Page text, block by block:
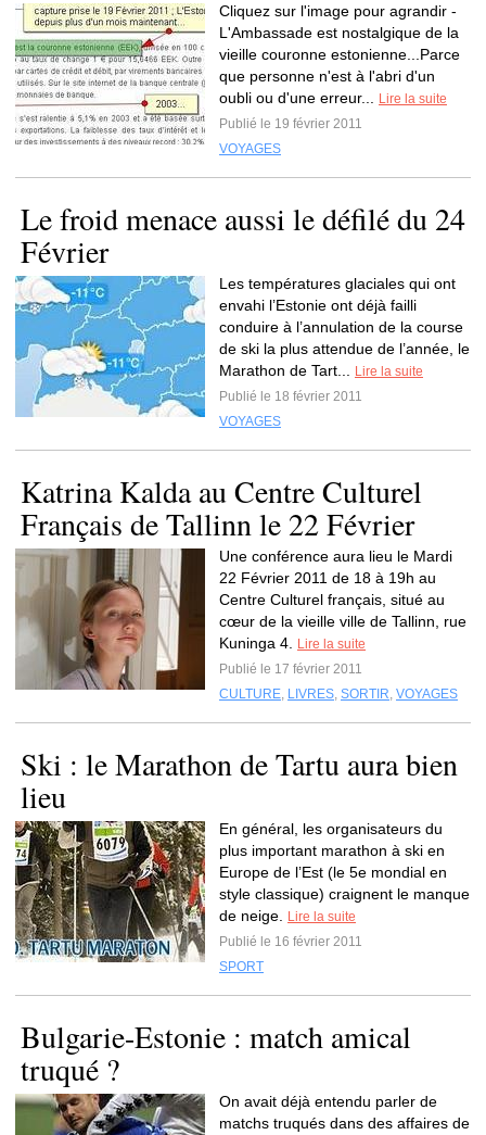
Cliquez sur l'image pour agrandir -
L'Ambassade est nostalgique de la
vieille couronne estonienne...Parce
que personne n'est à l'abri d'un
oubli ou d'une erreur...
Lire la suite
Publié le 19 février 2011
VOYAGES
Le froid menace aussi le défilé du 24
Février
Les températures glaciales qui ont
envahi l’Estonie ont déjà failli
conduire à l’annulation de la course
de ski la plus attendue de l’année, le
Marathon de Tart...
Lire la suite
Publié le 18 février 2011
VOYAGES
Katrina Kalda au Centre Culturel
Français de Tallinn le 22 Février
Une conférence aura lieu le Mardi
22 Février 2011 de 18 à 19h au
Centre Culturel français, situé au
cœur de la vieille ville de Tallinn, rue
Kuninga 4.
Lire la suite
Publié le 17 février 2011
CULTURE, LIVRES, SORTIR, VOYAGES
Ski : le Marathon de Tartu aura bien
lieu
En général, les organisateurs du
plus important marathon à ski en
Europe de l’Est (le 5e mondial en
style classique) craignent le manque
de neige.
Lire la suite
Publié le 16 février 2011
SPORT
Bulgarie-Estonie : match amical
truqué ?
On avait déjà entendu parler de
matchs truqués dans des affaires de